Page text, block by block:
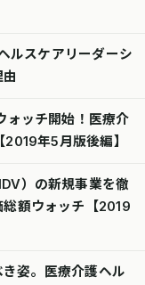
ルスケアリーダーシ
ッチ開始！医療介
年5月版後編】
）の新規事業を徹
額ウォッチ【2019
姿。医療介護ヘル